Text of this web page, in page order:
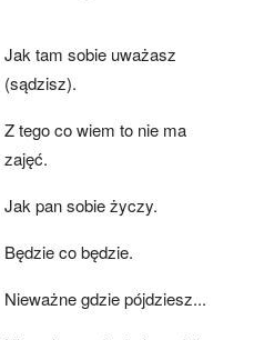
Jak tam sobie uważasz
(sądzisz).
Z tego co wiem to nie ma
zajęć.
Jak pan sobie życzy.
Będzie co będzie.
Nieważne gdzie pójdziesz...